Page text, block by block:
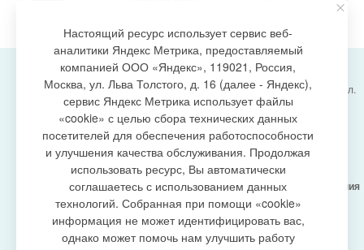
создание сайта
Администрация городского поселения Излучинск, ул.
Энергетиков, 6, пгт. Излучинск, Нижневартовский
район,
Ханты-Мансийский автономный округ-Югра
(Тюменская область), 628634
Сетевое изданиеhttps://www.gp-izluchinsk.ru
16+
Учредитель -Администрация городского поселения
Излучинск
Главный редактор - Бурич Денис Ярославович
Телефон/факс: (3466) 28-13-77 , e-mail:
admizl@rambler.ru
Настоящий ресурс использует сервис веб-
аналитики Яндекс Метрика, предоставляемый
компанией ООО «Яндекс», 119021, Россия,
Москва, ул. Льва Толстого, д. 16 (далее - Яндекс),
сервис Яндекс Метрика использует файлы
«cookie» с целью сбора технических данных
посетителей для обеспечения работоспособности
и улучшения качества обслуживания. Продолжая
использовать ресурс, Вы автоматически
соглашаетесь с использованием данных
технологий. Собранная при помощи «cookie»
информация не может идентифицировать вас,
однако может помочь нам улучшить работу